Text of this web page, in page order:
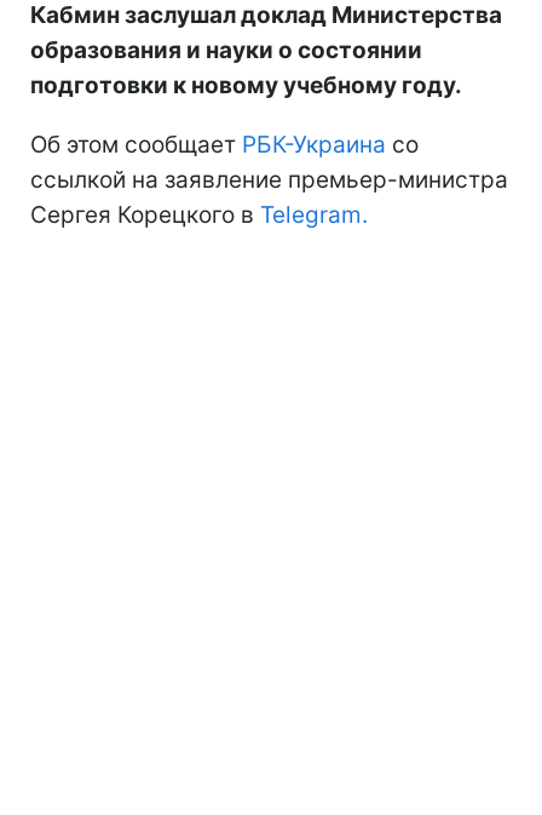
Кабмин заслушал доклад Министерства
образования и науки о состоянии
подготовки к новому учебному году.
Об этом сообщает РБК-Украина со
ссылкой на заявление премьер-министра
Сергея Корецкого в Telegram.